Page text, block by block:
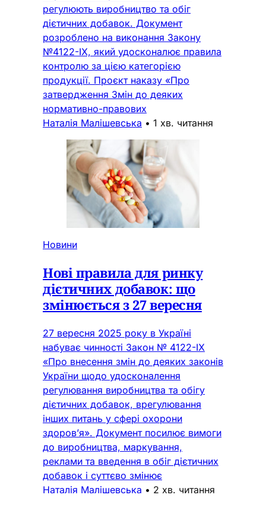
регулюють виробництво та обіг
дієтичних добавок. Документ
розроблено на виконання Закону
№4122-IX, який удосконалює правила
контролю за цією категорією
продукції. Проєкт наказу «Про
затвердження Змін до деяких
нормативно-правових
Наталія Малішевська • 1 хв. читання
Новини
Нові правила для ринку
дієтичних добавок: що
змінюється з 27 вересня
27 вересня 2025 року в Україні
набуває чинності Закон № 4122-IX
«Про внесення змін до деяких законів
України щодо удосконалення
регулювання виробництва та обігу
дієтичних добавок, врегулювання
інших питань у сфері охорони
здоров’я». Документ посилює вимоги
до виробництва, маркування,
реклами та введення в обіг дієтичних
добавок і суттєво змінює
Наталія Малішевська • 2 хв. читання